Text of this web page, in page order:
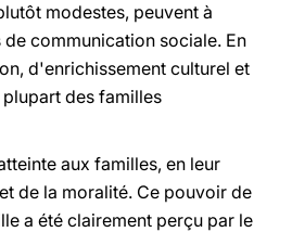
modestes, peuvent à
communication sociale. En
d'enrichissement culturel et
des familles
aux familles, en leur
de la moralité. Ce pouvoir de
a été clairement perçu par le